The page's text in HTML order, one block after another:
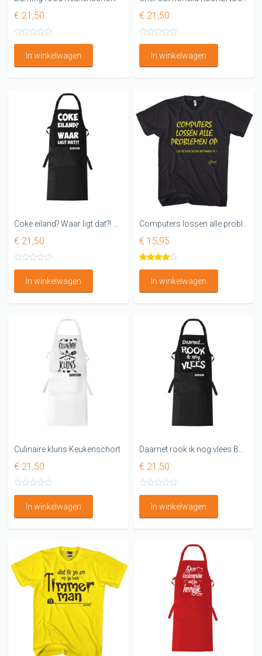
€ 21,50
In winkelwagen
€ 21,50
In winkelwagen
€ 21,50
In winkelwagen
€ 15,95
In winkelwagen
Culinaire kluns Keukenschort
€ 21,50
In winkelwagen
€ 21,50
In winkelwagen